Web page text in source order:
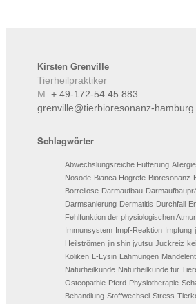
Kirsten Grenville
Tierheilpraktiker
M. + 49-172-54 45 883
grenville@tierbioresonanz-
Schlagwörter
Abwechslungsreiche Fütterung Allergie
Nosode Bianca Hogrefe Bioresonanz
Borreliose Darmaufbau
Darmsanierung Dermatitis Durchfall
Fehlfunktion der physiologischen
Immunsystem Impf-Reaktion Impfung
Heilströmen jin shin jyutsu Juckreiz
Koliken L-Lysin Lähmungen
Naturheilkunde Naturheilkunde für
Osteopathie Pferd Physiotherapie
Behandlung Stoffwechsel Stress